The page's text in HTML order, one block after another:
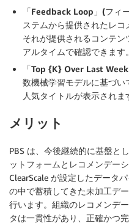
「Feedback Loop」(フィ
ステムから提供されたレコ
それが提供されるコンテン
アルタイムで確認できます。
「Top {K} Over Last
数機械学習モデルに基づい
人気タイトルが表示されま
メリット
PBS は、今後継続的に基盤と
ットフォームとレコメンデー
ClearScale が設定したデータ
の中で蓄積してきた未加工デ
行います。組織のレコメンデ
タは一貫性があり、正確かつ